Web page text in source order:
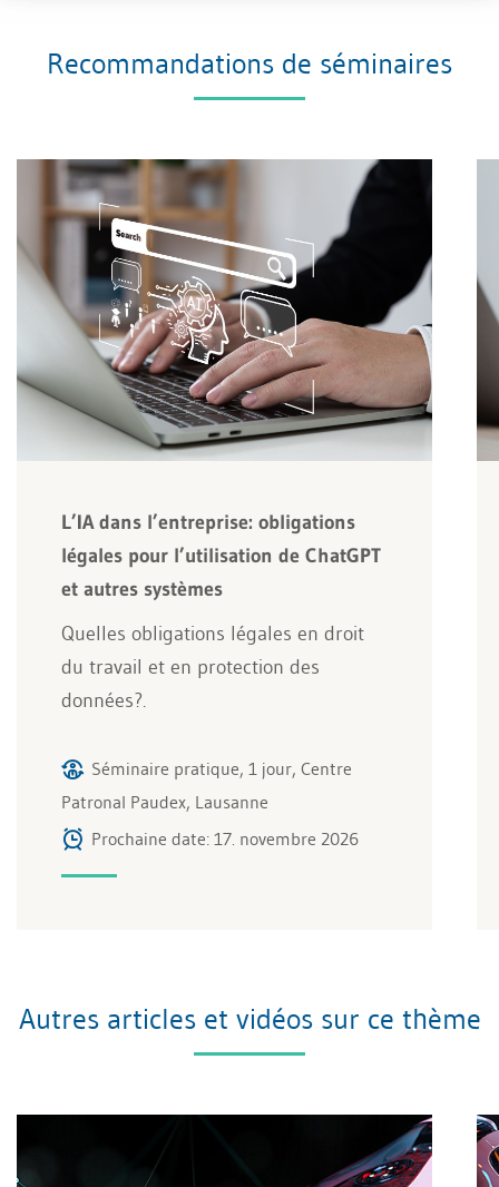
Recommandations de séminaires
L’IA dans l’entreprise: obligations
légales pour l’utilisation de ChatGPT
et autres systèmes
Quelles obligations légales en droit
du travail et en protection des
données?.
Séminaire pratique, 1 jour, Centre
Patronal Paudex, Lausanne
Prochaine date: 17. novembre 2026
Autres articles et vidéos sur ce thème